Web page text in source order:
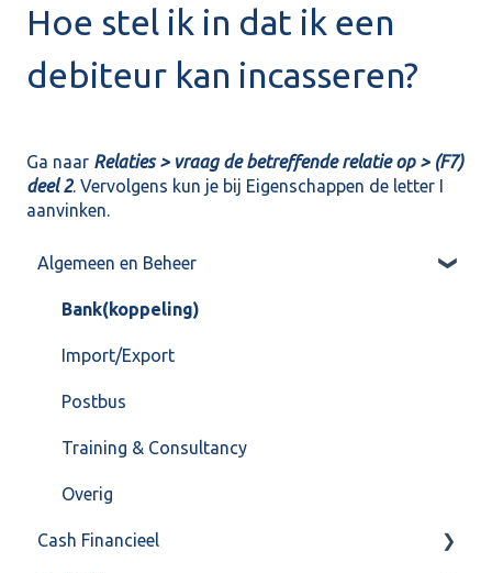
Hoe stel ik in dat ik een
debiteur kan incasseren?
Ga naar Relaties > vraag de betreffende relatie op > (F7)
deel 2. Vervolgens kun je bij Eigenschappen de letter I
aanvinken.
Algemeen en Beheer
Bank(koppeling)
Import/Export
Postbus
Training & Consultancy
Overig
Cash Financieel